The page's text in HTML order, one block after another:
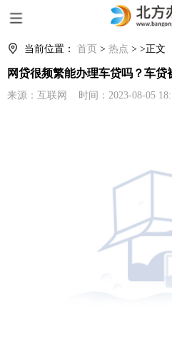
当前位置： 首页 > 热点 > >正文
网贷很频繁能办理车贷吗？车贷
来源：互联网 时间：2023-08-05